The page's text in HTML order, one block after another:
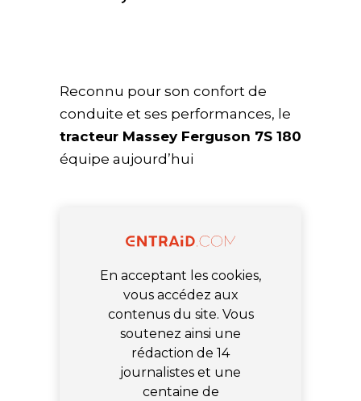
Reconnu pour son confort de
conduite et ses performances, le
tracteur Massey Ferguson 7S 180
équipe aujourd’hui
En acceptant les cookies,
vous accédez aux
contenus du site. Vous
soutenez ainsi une
rédaction de 14
journalistes et une
centaine de